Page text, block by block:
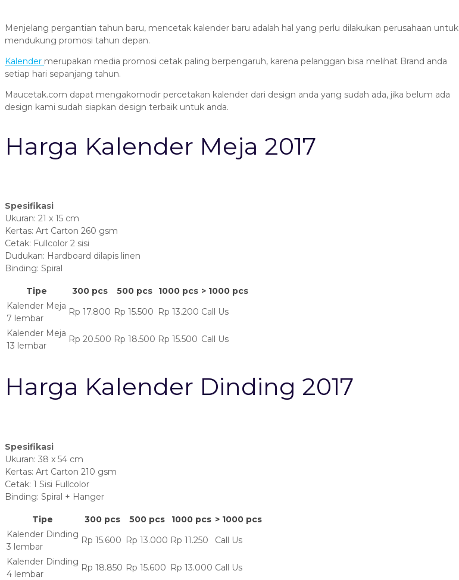
Menjelang pergantian tahun baru, mencetak kalender baru adalah hal yang perlu dilakukan perusahaan untuk
mendukung promosi tahun depan.
Kalender merupakan media promosi cetak paling berpengaruh, karena pelanggan bisa melihat Brand anda
setiap hari sepanjang tahun.
Maucetak.com dapat mengakomodir percetakan kalender dari design anda yang sudah ada, jika belum ada
design kami sudah siapkan design terbaik untuk anda.
Harga Kalender Meja 2017
Spesifikasi
Ukuran: 21 x 15 cm
Kertas: Art Carton 260 gsm
Cetak: Fullcolor 2 sisi
Dudukan: Hardboard dilapis linen
Binding: Spiral
Tipe 300 pcs 500 pcs 1000 pcs > 1000 pcs
Kalender Meja
7 lembar
Rp 17.800 Rp 15.500 Rp 13.200 Call Us
Kalender Meja
13 lembar
Rp 20.500 Rp 18.500 Rp 15.500 Call Us
Harga Kalender Dinding 2017
Spesifikasi
Ukuran: 38 x 54 cm
Kertas: Art Carton 210 gsm
Cetak: 1 Sisi Fullcolor
Binding: Spiral + Hanger
Tipe 300 pcs 500 pcs 1000 pcs > 1000 pcs
Kalender Dinding
3 lembar
Rp 15.600 Rp 13.000 Rp 11.250
Call Us
Kalender Dinding
4 lembar
Rp 18.850 Rp 15.600 Rp 13.000 Call Us